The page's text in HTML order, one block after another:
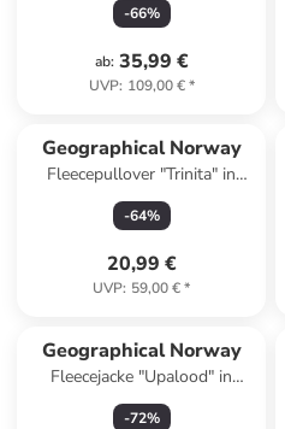
-66%
ab: 35,99 €
UVP: 109,00 €*
Geographical Norway
Fleecepullover "Trinita" in
Dunkelblau
-64%
20,99 €
UVP: 59,00 €*
Geographical Norway
Fleecejacke "Upalood" in
Koralle
-72%